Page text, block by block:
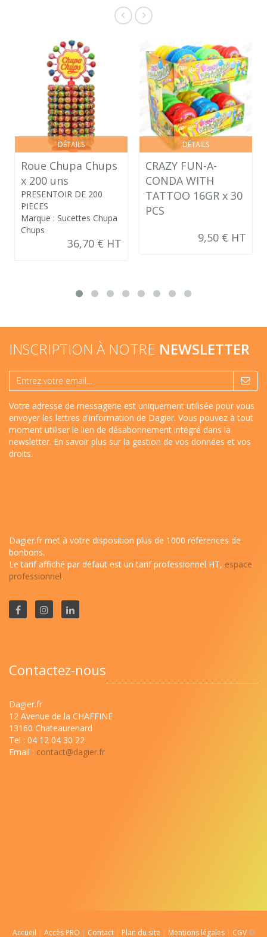
DÉTAILS
Roue Chupa Chups
x 200 uns
PRESENTOIR DE 200
PIECES
Marque : Sucettes Chupa
Chups
36,70 € HT
DÉTAILS
CRAZY FUN-A-
CONDA WITH
TATTOO 16GR x 30
PCS
9,50 € HT
INSCRIPTION À NOTRE NEWSLETTER
Votre adresse de messagerie est uniquement utilisée pour vous
envoyer les lettres d'information de Dagier. Vous pouvez à tout
moment utiliser le lien de désabonnement intégré dans la
newsletter. En savoir plus sur la gestion de vos données et vos
droits.
Dagier.fr met à votre disposition plus de 1000 références de
bonbons.
Le tarif affiché par défaut est un tarif professionnel HT, espace
professionnel.
Contactez-nous
Dagier.fr
12 Avenue de la CHAFFINE
13160 Chateaurenard
Tel : 04 12 04 30 22
Email : contact@dagier.fr
Accueil | Accès PRO | Contact | Plan du site | Mentions légales | CGV ©